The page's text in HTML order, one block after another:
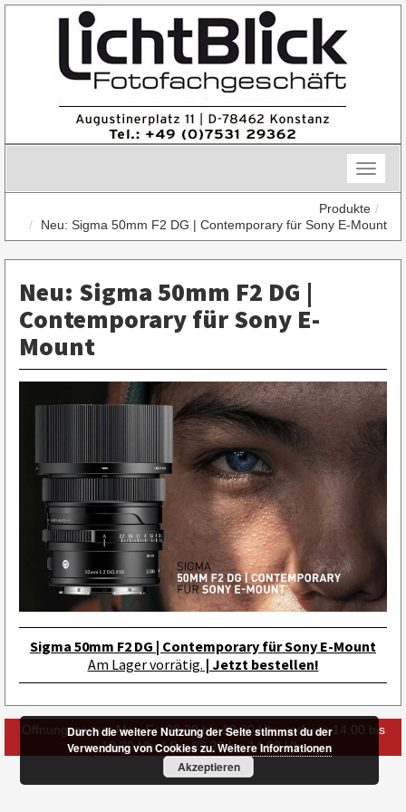
Toggle
Produkte
Neu: Sigma 50mm F2 DG | Contemporary für Sony E-Mount
Neu: Sigma 50mm F2 DG |
Contemporary für Sony E-
Mount
Sigma 50mm F2 DG | Contemporary für Sony E-Mount
Am Lager vorrätig. | Jetzt bestellen!
Öffnungszeiten: Mo - Fr: 09.30 bis 13.00 Uhr und von 14.00 bis
18.30 Uhr | Sa: 09.30 bis 14.00 Uhr
Durch die weitere Nutzung der Seite stimmst du der
Verwendung von Cookies zu.Weitere Informationen
Akzeptieren